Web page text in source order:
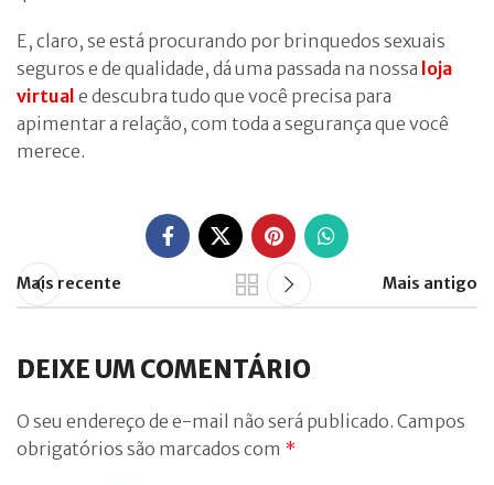
E, claro, se está procurando por brinquedos sexuais
seguros e de qualidade, dá uma passada na nossa loja
virtual e descubra tudo que você precisa para
apimentar a relação, com toda a segurança que você
merece.
Mais recente Mais antigo
DEIXE UM COMENTÁRIO
O seu endereço de e-mail não será publicado. Campos
obrigatórios são marcados com *